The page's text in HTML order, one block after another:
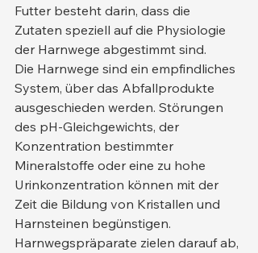
Futter besteht darin, dass die
Zutaten speziell auf die Physiologie
der Harnwege abgestimmt sind.
Die Harnwege sind ein empfindliches
System, über das Abfallprodukte
ausgeschieden werden. Störungen
des pH-Gleichgewichts, der
Konzentration bestimmter
Mineralstoffe oder eine zu hohe
Urinkonzentration können mit der
Zeit die Bildung von Kristallen und
Harnsteinen begünstigen.
Harnwegspräparate zielen darauf ab,